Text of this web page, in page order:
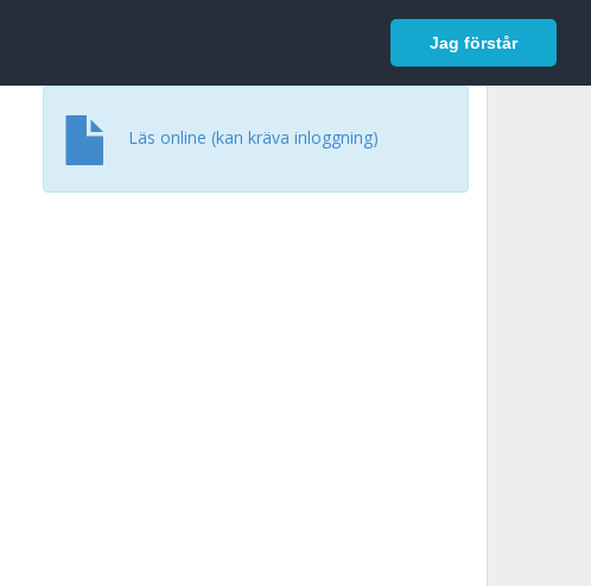
Jag förstår
Logga in
Läs online (kan kräva inloggning)